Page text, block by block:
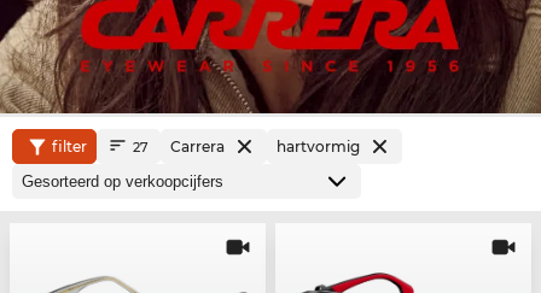
filter 27 Carrera hartvormig